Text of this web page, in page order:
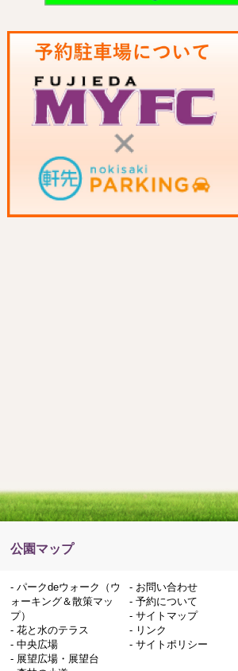
公園マップ
- パークdeウォーク（ウ
ォーキング＆散策マッ
プ）
- 花と水のテラス
- 中央広場
- 展望広場・展望台
- お問い合わせ
- 予約について
- サイトマップ
- リンク
- サイトポリシー